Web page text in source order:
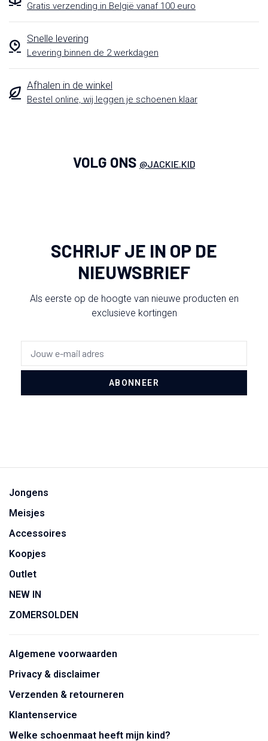
Gratis verzending in België vanaf 100 euro
Snelle levering
Levering binnen de 2 werkdagen
Afhalen in de winkel
Bestel online, wij leggen je schoenen klaar
VOLG ONS @JACKIE.KID
SCHRIJF JE IN OP DE
NIEUWSBRIEF
Als eerste op de hoogte van nieuwe producten en
exclusieve kortingen
ABONNEER
Jongens
Meisjes
Accessoires
Koopjes
Outlet
NEW IN
ZOMERSOLDEN
Algemene voorwaarden
Privacy & disclaimer
Verzenden & retourneren
Klantenservice
Welke schoenmaat heeft mijn kind?